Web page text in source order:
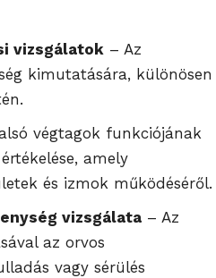
vizsgálatok – Az
kimutatására, különösen
végtagok funkciójának
amely
és izmok működéséről.
vizsgálata – Az
az orvos
vagy sérülés